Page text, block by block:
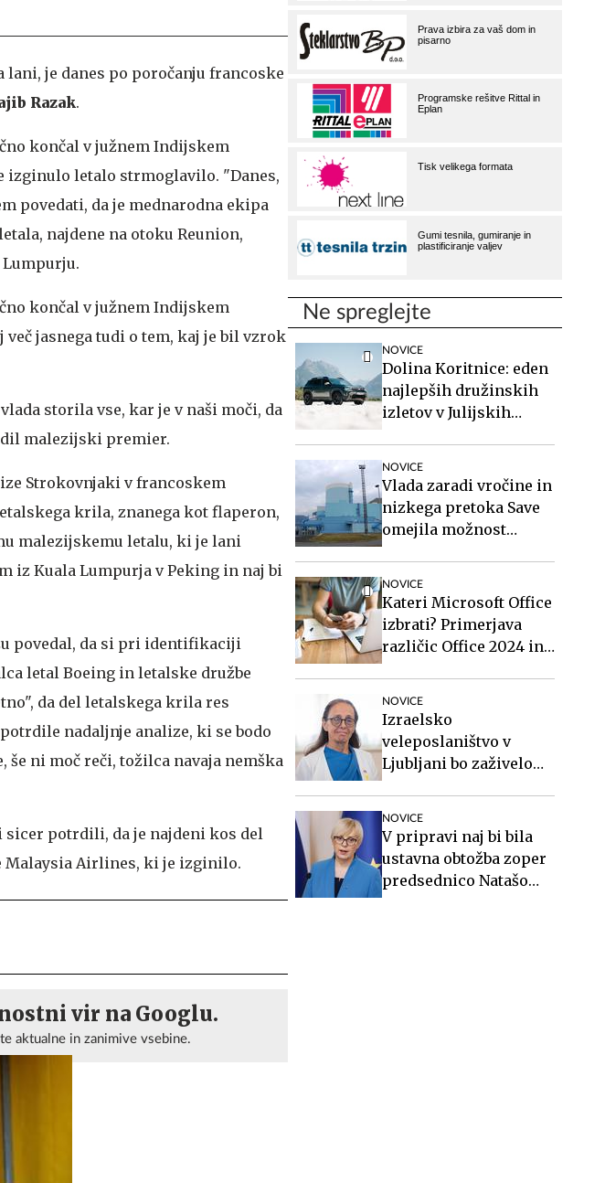
je danes po poročanju francoske
Razak.
končal v južnem Indijskem
izginulo letalo strmoglavilo. "Danes,
povedati, da je mednarodna ekipa
najdene na otoku Reunion,
Lumpurju.
končal v južnem Indijskem
jasnega tudi o tem, kaj je bil vzrok
storila vse, kar je v naši moči, da
malezijski premier.
Strokovnjaki v francoskem
krila, znanega kot flaperon,
malezijskemu letalu, ki je lani
iz Kuala Lumpurja v Peking in naj bi
povedal, da si pri identifikaciji
letal Boeing in letalske družbe
da del letalskega krila res
nadaljnje analize, ki se bodo
še ni moč reči, tožilca navaja nemška
sicer potrdili, da je najdeni kos del
Malaysia Airlines, ki je izginilo.
vir na Googlu.
aktualne in zanimive vsebine.
Ne spreglejte
NOVICE
Dolina Koritnice: eden
najlepših družinskih
izletov v Julijskih
NOVICE
Vlada zaradi vročine in
nizkega pretoka Save
omejila možnost
NOVICE
Kateri Microsoft Office
izbrati? Primerjava
različic Office 2024 in
NOVICE
Izraelsko
veleposlaništvo v
Ljubljani bo zaživelo
NOVICE
V pripravi naj bi bila
ustavna obtožba zoper
predsednico Natašo